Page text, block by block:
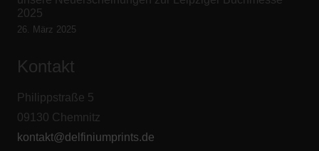
2025
26. März 2025
Kontakt
Philippstraße 5
09130 Chemnitz
kontakt@delfiniumprints.de